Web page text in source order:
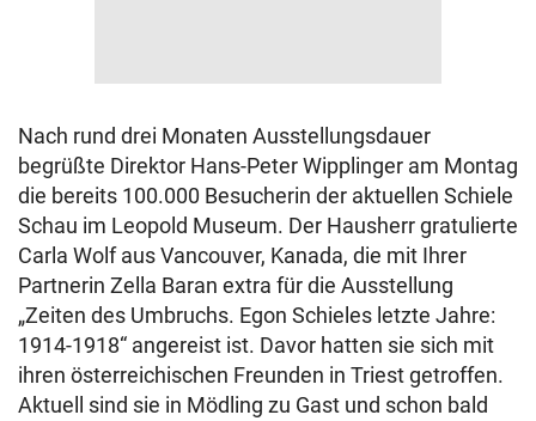
Nach rund drei Monaten Ausstellungsdauer
begrüßte Direktor Hans-Peter Wipplinger am Montag
die bereits 100.000 Besucherin der aktuellen Schiele
Schau im Leopold Museum. Der Hausherr gratulierte
Carla Wolf aus Vancouver, Kanada, die mit Ihrer
Partnerin Zella Baran extra für die Ausstellung
„Zeiten des Umbruchs. Egon Schieles letzte Jahre:
1914-1918“ angereist ist. Davor hatten sie sich mit
ihren österreichischen Freunden in Triest getroffen.
Aktuell sind sie in Mödling zu Gast und schon bald